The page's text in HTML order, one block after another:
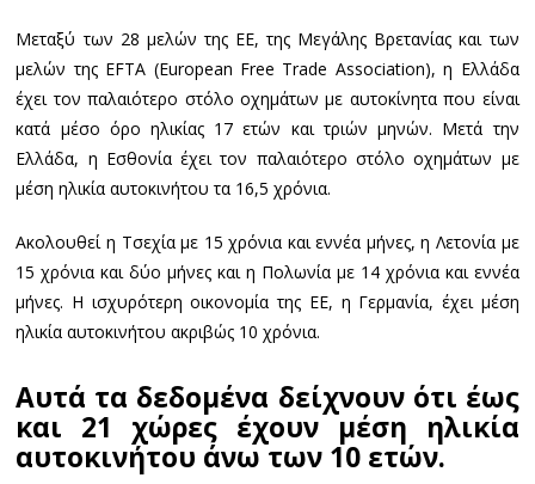
Μεταξύ των 28 μελών της ΕΕ, της Μεγάλης Βρετανίας και των
μελών της EFTA (European Free Trade Association), η Ελλάδα
έχει τον παλαιότερο στόλο οχημάτων με αυτοκίνητα που είναι
κατά μέσο όρο ηλικίας 17 ετών και τριών μηνών. Μετά την
Ελλάδα, η Εσθονία έχει τον παλαιότερο στόλο οχημάτων με
μέση ηλικία αυτοκινήτου τα 16,5 χρόνια.
Ακολουθεί η Τσεχία με 15 χρόνια και εννέα μήνες, η Λετονία με
15 χρόνια και δύο μήνες και η Πολωνία με 14 χρόνια και εννέα
μήνες. Η ισχυρότερη οικονομία της ΕΕ, η Γερμανία, έχει μέση
ηλικία αυτοκινήτου ακριβώς 10 χρόνια.
Αυτά τα δεδομένα δείχνουν ότι έως
και 21 χώρες έχουν μέση ηλικία
αυτοκινήτου άνω των 10 ετών.